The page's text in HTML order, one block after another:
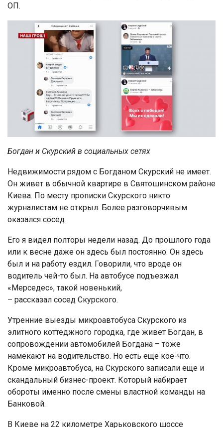
ОП.
Богдан и Скурский в социальных сетях
Недвижимости рядом с Богданом Скурский не имеет.
Он живет в обычной квартире в Святошинском районе
Киева. По месту прописки Скурского никто
журналистам не открыл. Более разговорчивым
оказался сосед.
Его я видел полторы недели назад. До прошлого года
или к весне даже он здесь был постоянно. Он здесь
был и на работу ездил. Говорили, что вроде он
водитель чей-то был. На автобусе подъезжал.
«Мерседес», такой новенький,
– рассказал сосед Скурского.
Утренние выезды микроавтобуса Скурского из
элитного коттеджного городка, где живет Богдан, в
сопровождении автомобилей Богдана – тоже
намекают на водительство. Но есть еще кое-что.
Кроме микроавтобуса, на Скурского записали еще и
скандальный бизнес-проект. Который набирает
обороты именно после смены властной команды на
Банковой.
В Киеве на 22 километре Харьковского шоссе